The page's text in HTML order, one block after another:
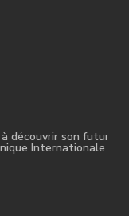
découvrir son futur
Internationale